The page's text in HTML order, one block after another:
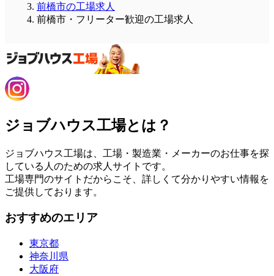
前橋市の工場求人
前橋市・フリーター歓迎の工場求人
ジョブハウス工場とは？
ジョブハウス工場は、工場・製造業・メーカーのお仕事を探
している人のための求人サイトです。
工場専門のサイトだからこそ、詳しくて分かりやすい情報を
ご提供しております。
おすすめのエリア
東京都
神奈川県
大阪府